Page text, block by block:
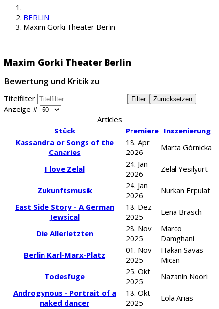
BERLIN
Maxim Gorki Theater Berlin
Maxim Gorki Theater Berlin
Bewertung und Kritik zu
Titelfilter Filter Zurücksetzen
Anzeige #
Articles
Stück
Premiere Inszenierung
Kassandra or Songs of the
Canaries
18. Apr
2026
Marta Górnicka
I love Zelal
24. Jan
2026
Zelal Yesilyurt
Zukunftsmusik
24. Jan
2026
Nurkan Erpulat
East Side Story - A German
Jewsical
18. Dez
2025
Lena Brasch
Die Allerletzten
28. Nov
2025
Marco
Damghani
Berlin Karl-Marx-Platz
01. Nov
2025
Hakan Savas
Mican
Todesfuge
25. Okt
2025
Nazanin Noori
Androgynous - Portrait of a
naked dancer
18. Okt
2025
Lola Arias